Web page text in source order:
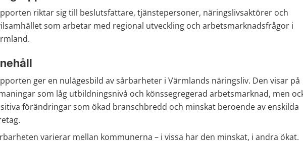
riktar sig till beslutsfattare, tjänstepersoner, näringslivsaktörer och
som arbetar med regional utveckling och arbetsmarknadsfrågor i
ger en nulägesbild av sårbarheter i Värmlands näringsliv. Den visar på
som låg utbildningsnivå och könssegregerad arbetsmarknad, men
förändringar som ökad branschbredd och minskat beroende av enskilda
varierar mellan kommunerna – i vissa har den minskat, i andra ökat.